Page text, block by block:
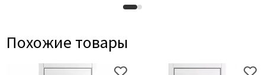
Похожие товары